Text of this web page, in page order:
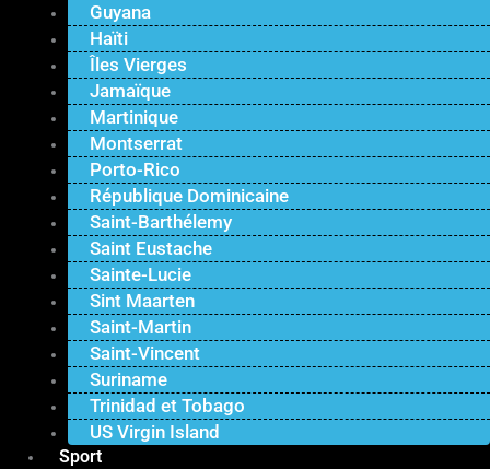
Guyana
Haïti
Îles Vierges
Jamaïque
Martinique
Montserrat
Porto-Rico
République Dominicaine
Saint-Barthélemy
Saint Eustache
Sainte-Lucie
Sint Maarten
Saint-Martin
Saint-Vincent
Suriname
Trinidad et Tobago
US Virgin Island
Sport